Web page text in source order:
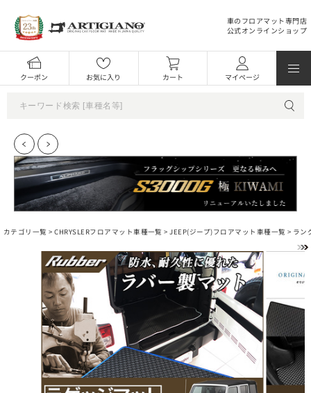
車のフロアマット専門店
公式オンラインショップ
クーポン お気に入り カート マイページ
カテゴリ一覧 >CHRYSLERフロアマット車種一覧 >JEEP(ジープ)フロアマット車種一覧 > ラン